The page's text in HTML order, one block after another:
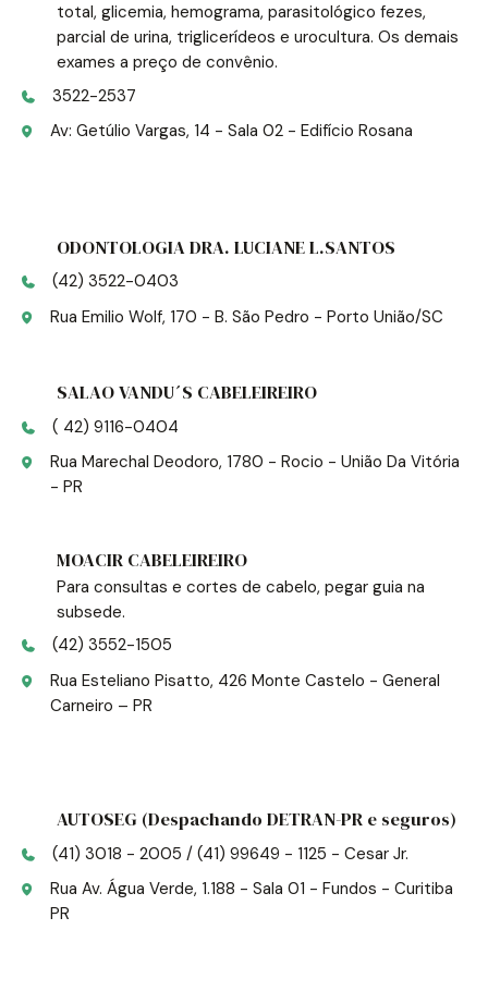
total, glicemia, hemograma, parasitológico fezes,
parcial de urina, triglicerídeos e urocultura. Os demais
exames a preço de convênio.
3522-2537
Av: Getúlio Vargas, 14 - Sala 02 - Edifício Rosana
ODONTOLOGIA DRA. LUCIANE L.SANTOS
(42) 3522-0403
Rua Emilio Wolf, 170 - B. São Pedro - Porto União/SC
SALAO VANDU´S CABELEIREIRO
( 42) 9116-0404
Rua Marechal Deodoro, 1780 - Rocio - União Da Vitória
- PR
MOACIR CABELEIREIRO
Para consultas e cortes de cabelo, pegar guia na
subsede.
(42) 3552-1505
Rua Esteliano Pisatto, 426 Monte Castelo - General
Carneiro – PR
AUTOSEG (Despachando DETRAN-PR e seguros)
(41) 3018 - 2005 / (41) 99649 - 1125 - Cesar Jr.
Rua Av. Água Verde, 1.188 - Sala 01 - Fundos - Curitiba
PR